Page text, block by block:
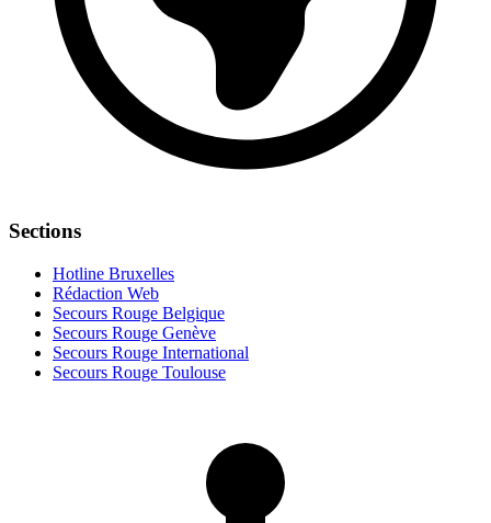
Sections
Hotline Bruxelles
Rédaction Web
Secours Rouge Belgique
Secours Rouge Genève
Secours Rouge International
Secours Rouge Toulouse